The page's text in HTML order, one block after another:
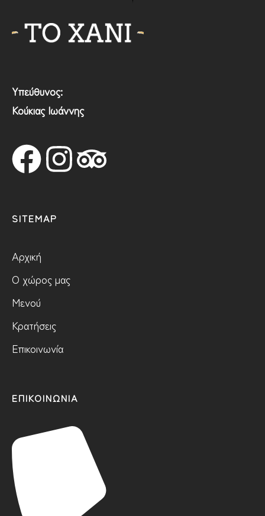
Υπεύθυνος:
Κούκιας Ιωάννης
SITEMAP
Αρχική
Ο χώρος μας
Μενού
Κρατήσεις
Επικοινωνία
ΕΠΙΚΟΙΝΩΝΙΑ